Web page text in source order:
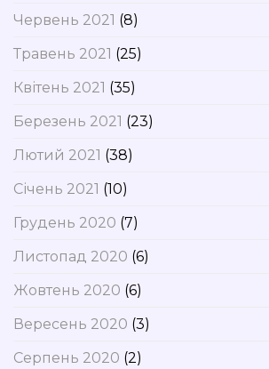
Червень 2021 (8)
Травень 2021 (25)
Квітень 2021 (35)
Березень 2021 (23)
Лютий 2021 (38)
Січень 2021 (10)
Грудень 2020 (7)
Листопад 2020 (6)
Жовтень 2020 (6)
Вересень 2020 (3)
Серпень 2020 (2)